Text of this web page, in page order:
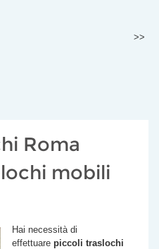
>>
Roma
mobili
Hai necessità di
effettuare piccoli traslochi